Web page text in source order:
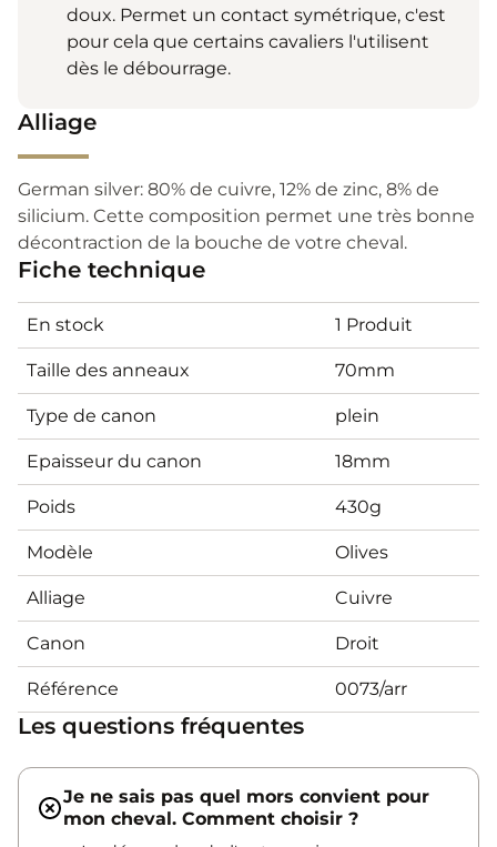
doux. Permet un contact symétrique, c'est
pour cela que certains cavaliers l'utilisent
dès le débourrage.
Alliage
German silver: 80% de cuivre, 12% de zinc, 8% de
silicium. Cette composition permet une très bonne
décontraction de la bouche de votre cheval.
Fiche technique
En stock 1 Produit
Taille des anneaux 70mm
Type de canon plein
Epaisseur du canon 18mm
Poids 430g
Modèle Olives
Alliage Cuivre
Canon Droit
Référence 0073/arr
Les questions fréquentes
Je ne sais pas quel mors convient pour
mon cheval. Comment choisir ?